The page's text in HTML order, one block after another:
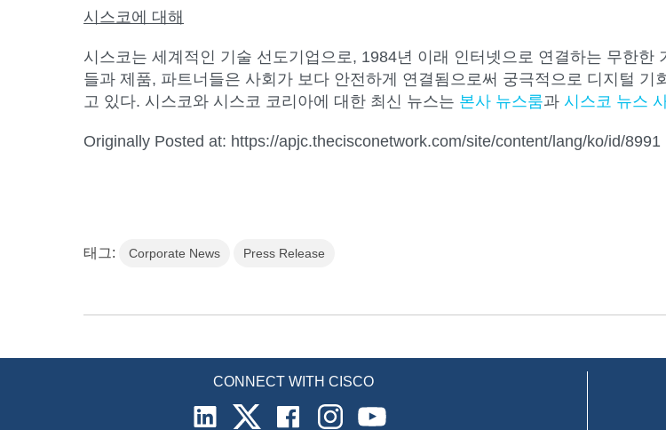
시스코에 대해
시스코는 세계적인 기술 선도기업으로, 1984년 이래 인터넷으로 연결하는 무한
들과 제품, 파트너들은 사회가 보다 안전하게 연결됨으로써 궁극적으로 디지털
고 있다. 시스코와 시스코 코리아에 대한 최신 뉴스는 본사 뉴스룸과시스코 뉴스
Originally Posted at: https://apjc.thecisconetwork.com/site/content/lang/ko/id/8991
태그: Corporate News Press Release
CONNECT WITH CISCO